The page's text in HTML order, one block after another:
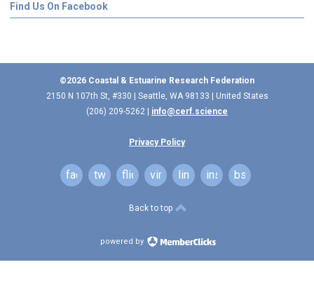
Find Us On Facebook
©2026 Coastal & Estuarine Research Federation
2150 N 107th St, #330 | Seattle, WA 98133 | United States
(206) 209-5262 | info@cerf.science
Privacy Policy
facebooktwitterflickr vimeo linkedininstagram
bsky
Back to top
powered by